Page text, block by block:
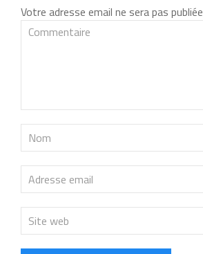
Votre adresse email ne sera pas publiée